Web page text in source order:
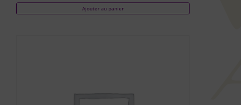
Ajouter au panier